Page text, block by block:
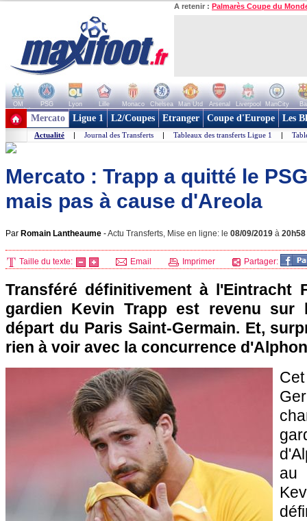
A retenir : Palmarès Coupe du
OM PSG Lyon Lille Monaco Chelsea Man Utd Arsenal Liverpool ManCity
+ de clubs
Mercato Ligue 1 L2/Coupes Etranger Coupe d'Europe Les
Actualité | Journal des Transferts | Tableaux des transferts Ligue 1 |
Mercato : Trapp a quitté le
mais pas à cause d'Areola
Par Romain Lantheaume -Actu Transferts, Mise en ligne: le 08/09/2019 à 20h58
Taille du texte: Email Imprimer Partager:
Transféré définitivement à l'Eintracht
gardien Kevin Trapp est revenu sur
départ du Paris Saint-Germain. Et,
rien à voir avec la concurrence
au